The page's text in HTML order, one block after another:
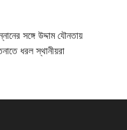
সঙ্গে উদ্দাম যৌনতায়
ধরল স্থানীয়রা